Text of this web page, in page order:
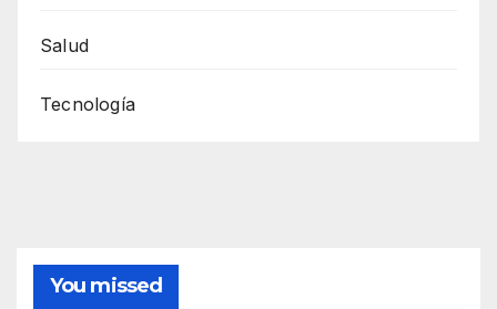
Salud
Tecnología
You missed